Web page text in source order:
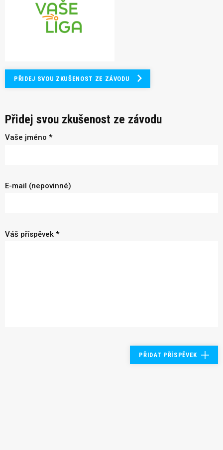
PŘIDEJ SVOU ZKUŠENOST ZE ZÁVODU
Přidej svou zkušenost ze závodu
Vaše jméno *
E-mail (nepovinné)
Váš příspěvek *
PŘIDAT PŘÍSPĚVEK